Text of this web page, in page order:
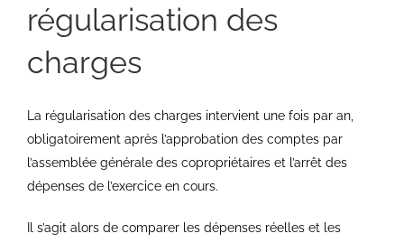
régularisation des
charges
La régularisation des charges intervient une fois par an,
obligatoirement après l’approbation des comptes par
l’assemblée générale des copropriétaires et l’arrêt des
dépenses de l’exercice en cours.
Il s’agit alors de comparer les dépenses réelles et les